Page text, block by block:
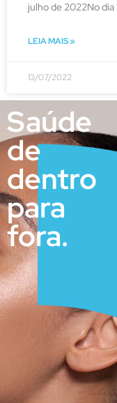
julho de 2022No
LEIA MAIS »
13/07/2022
Saúde
de
dentro
para
fora.